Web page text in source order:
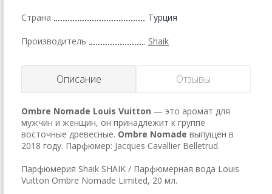
Страна Турция
Производитель Shaik
Описание Отзывы
Ombre Nomade Louis Vuitton — это аромат для
мужчин и женщин, он принадлежит к группе
восточные древесные. Ombre Nomade выпущен в
2018 году. Парфюмер: Jacques Cavallier Belletrud.
Парфюмерия Shaik SHAIK / Парфюмерная вода Louis
Vuitton Ombre Nomade Limited, 20 мл.